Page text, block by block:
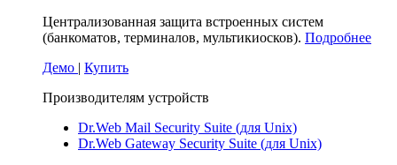
Централизованная защита встроенных систем
(банкоматов, терминалов, мультикиосков). Подробнее
Демо | Купить
Производителям устройств
Dr.Web Mail Security Suite (для Unix)
Dr.Web Gateway Security Suite (для Unix)